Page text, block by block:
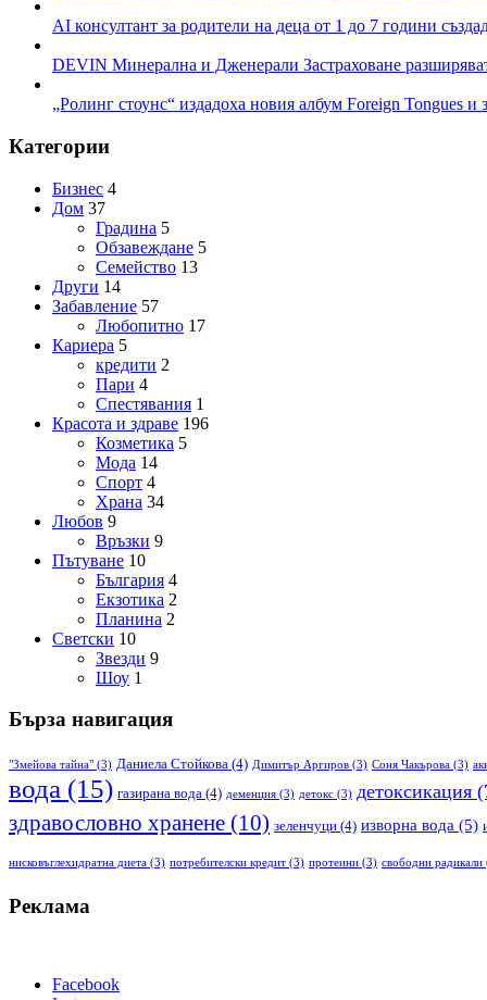
AI консултант за родители на деца от 1 до 7 години
DEVIN Минерална и Дженерали Застраховане
„Ролинг стоунс“ издадоха новия албум Foreign Tongues и
Категории
Бизнес 4
Дом 37
Градина 5
Обзавеждане 5
Семейство 13
Други 14
Забавление 57
Любопитно 17
Кариера 5
кредити 2
Пари 4
Спестявания 1
Красота и здраве 196
Козметика 5
Мода 14
Спорт 4
Храна 34
Любов 9
Връзки 9
Пътуване 10
България 4
Екзотика 2
Планина 2
Светски 10
Звезди 9
Шоу 1
Бърза навигация
"Змейова тайна" (3) Даниела Стойкова (4) Димитър Аргиров (3) Соня Чакърова (3)
вода (15) газирана вода (4) деменция (3) детокс (3) детоксикация
здравословно хранене (10) зеленчуци (4) изворна вода (5)
нисковъглехидратна диета (3) потребителски кредит (3) протеини (3) свободни радикали
Реклама
Facebook